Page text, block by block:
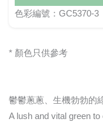
色彩編號：GC5370-3
* 顏色只供參考
鬱鬱蔥蔥、生機勃勃的
A lush and vital green